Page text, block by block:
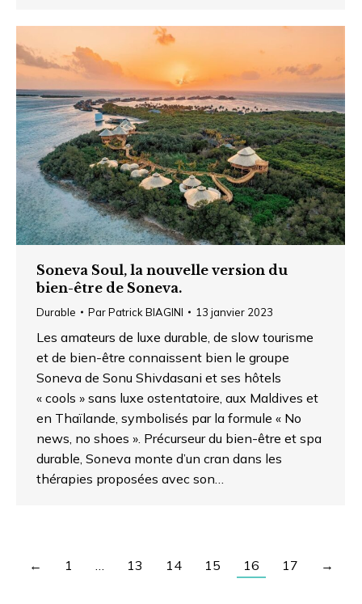
Soneva Soul, la nouvelle version du
bien-être de Soneva.
Durable ParPatrick BIAGINI 13 janvier 2023
Les amateurs de luxe durable, de slow tourisme
et de bien-être connaissent bien le groupe
Soneva de Sonu Shivdasani et ses hôtels
« cools » sans luxe ostentatoire, aux Maldives et
en Thaïlande, symbolisés par la formule « No
news, no shoes ». Précurseur du bien-être et spa
durable, Soneva monte d’un cran dans les
thérapies proposées avec son…
← 1 … 13 14 15 16 17 →